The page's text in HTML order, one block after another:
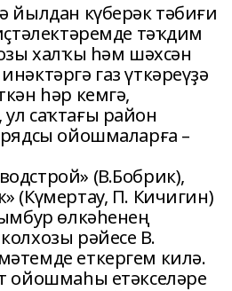
йылдан күберәк тәбиғи
тәҡдим
халҡы һәм шәхсән
газ үткәреүҙә
һәр кемгә,
саҡтағы район
ойошмаларға –
(В.Бобрик),
(Күмертау, П. Кичигин)
өлкәһенең
рәйесе В.
еткергем килә.
ойошмаһы етәкселәре